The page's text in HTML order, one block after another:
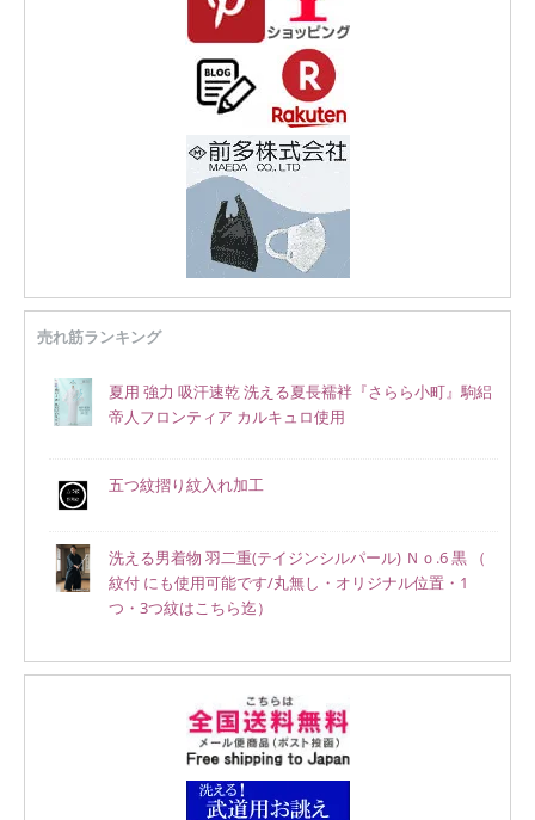
売れ筋ランキング
夏用 強力 吸汗速乾 洗える夏長襦袢『さらら小町』駒絽
帝人フロンティア カルキュロ使用
五つ紋摺り紋入れ加工
洗える男着物 羽二重(テイジンシルパール) Ｎｏ.6 黒 （
紋付 にも使用可能です/丸無し・オリジナル位置・1
つ・3つ紋はこちら迄）